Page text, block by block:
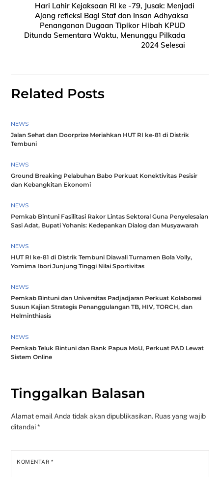
Hari Lahir Kejaksaan RI ke -79, Jusak: Menjadi
Ajang refleksi Bagi Staf dan Insan Adhyaksa
Penanganan Dugaan Tipikor Hibah KPUD
Ditunda Sementara Waktu, Menunggu Pilkada
2024 Selesai
Related Posts
NEWS
Jalan Sehat dan Doorprize Meriahkan HUT RI ke-81 di Distrik
Tembuni
NEWS
Ground Breaking Pelabuhan Babo Perkuat Konektivitas Pesisir
dan Kebangkitan Ekonomi
NEWS
Pemkab Bintuni Fasilitasi Rakor Lintas Sektoral Guna Penyelesaian
Sasi Adat, Bupati Yohanis: Kedepankan Dialog dan Musyawarah
NEWS
HUT RI ke-81 di Distrik Tembuni Diawali Turnamen Bola Volly,
Yomima Ibori Junjung Tinggi Nilai Sportivitas
NEWS
Pemkab Bintuni dan Universitas Padjadjaran Perkuat Kolaborasi
Susun Kajian Strategis Penanggulangan TB, HIV, TORCH, dan
Helminthiasis
NEWS
Pemkab Teluk Bintuni dan Bank Papua MoU, Perkuat PAD Lewat
Sistem Online
Tinggalkan Balasan
Alamat email Anda tidak akan dipublikasikan. Ruas yang wajib
ditandai*
KOMENTAR*